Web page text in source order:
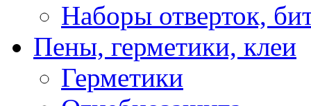
Наборы отверток,
Пены, герметики, клеи
Герметики